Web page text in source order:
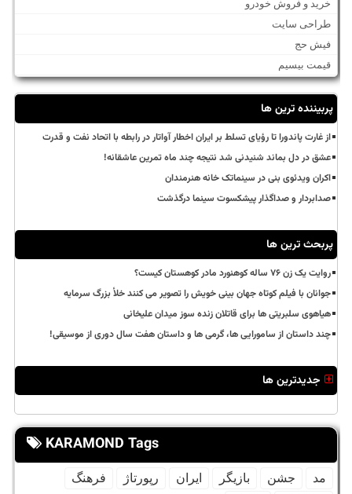
خرید و فروش خودرو
طراحی سایت
فیش حج
قیمت بیسیم
پربیننده ترین ها
از غارت پاندورا تا رؤیای تسلط بر ایران اخطار آواتار در رابطه با اتحاد نفت و قدرت
عشق در دل بماند شنیدنی شد نتیجه چند ماه تمرین عاشقانه!
اکران ویدئوی بنی در سینماتک خانه هنرمندان
صدابردار و صداگذار پیشکسوت سینما درگذشت
پربحث ترین ها
روایت یک زن ۷۶ ساله کوهنورد مادر کوهستان کیست؟
جوانان با فیلم کوتاه جهان بینی خویش را تصویر می کنند خلأ بزرگ سرمایه
هیاهوی سلبریتی ها برای قاتلان زنده سوز میدان علیخانی
چند داستان از سامورایی ها، گرمی ها و داستان هفت سال دوری از موسیقی!
جدیدترین ها
KARAMOND Tags
مد جشن بازیگر ایران رپورتاژ
فرهنگ